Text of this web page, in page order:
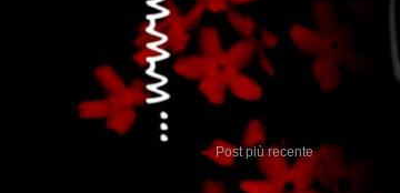
Post più recente